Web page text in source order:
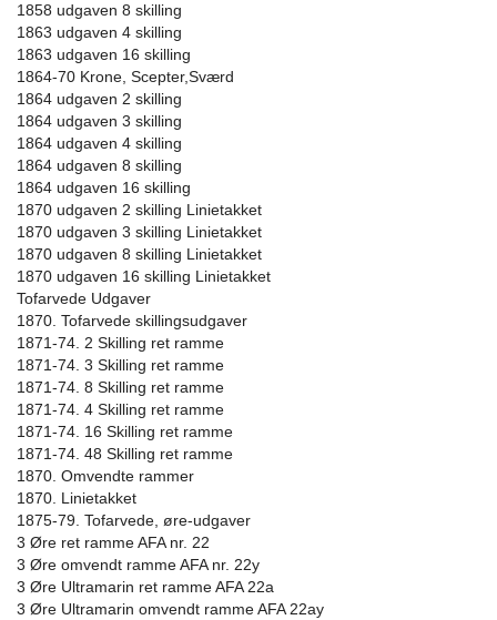
1858 udgaven 8 skilling
1863 udgaven 4 skilling
1863 udgaven 16 skilling
1864-70 Krone, Scepter,Sværd
1864 udgaven 2 skilling
1864 udgaven 3 skilling
1864 udgaven 4 skilling
1864 udgaven 8 skilling
1864 udgaven 16 skilling
1870 udgaven 2 skilling Linietakket
1870 udgaven 3 skilling Linietakket
1870 udgaven 8 skilling Linietakket
1870 udgaven 16 skilling Linietakket
Tofarvede Udgaver
1870. Tofarvede skillingsudgaver
1871-74. 2 Skilling ret ramme
1871-74. 3 Skilling ret ramme
1871-74. 8 Skilling ret ramme
1871-74. 4 Skilling ret ramme
1871-74. 16 Skilling ret ramme
1871-74. 48 Skilling ret ramme
1870. Omvendte rammer
1870. Linietakket
1875-79. Tofarvede, øre-udgaver
3 Øre ret ramme AFA nr. 22
3 Øre omvendt ramme AFA nr. 22y
3 Øre Ultramarin ret ramme AFA 22a
3 Øre Ultramarin omvendt ramme AFA 22ay